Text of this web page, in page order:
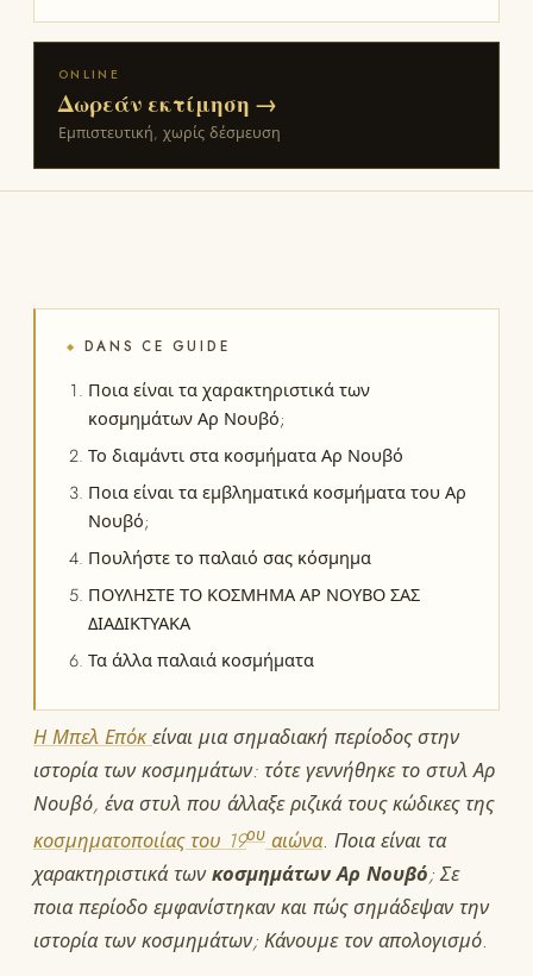
ONLINE
Δωρεάν εκτίμηση →
Εμπιστευτική, χωρίς δέσμευση
◆ DANS CE GUIDE
Ποια είναι τα χαρακτηριστικά των
κοσμημάτων Αρ Νουβό;
Το διαμάντι στα κοσμήματα Αρ Νουβό
Ποια είναι τα εμβληματικά κοσμήματα του Αρ
Νουβό;
Πουλήστε το παλαιό σας κόσμημα
ΠΟΥΛΗΣΤΕ ΤΟ ΚΟΣΜΗΜΑ ΑΡ ΝΟΥΒΟ ΣΑΣ
ΔΙΑΔΙΚΤΥΑΚΑ
Τα άλλα παλαιά κοσμήματα
Η Μπελ Επόκείναι μια σημαδιακή περίοδος στην
ιστορία των κοσμημάτων: τότε γεννήθηκε το στυλ Αρ
Νουβό, ένα στυλ που άλλαξε ριζικά τους κώδικες της
κοσμηματοποιίας του 19ου αιώνα. Ποια είναι τα
χαρακτηριστικά τωνκοσμημάτων Αρ Νουβό; Σε
ποια περίοδο εμφανίστηκαν και πώς σημάδεψαν την
ιστορία των κοσμημάτων; Κάνουμε τον απολογισμό.